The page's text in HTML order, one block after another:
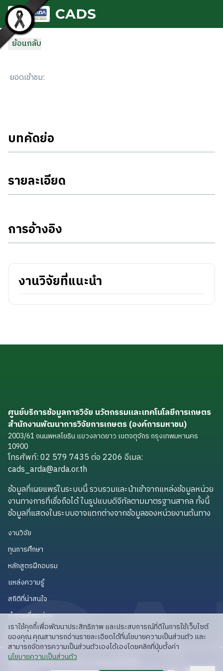
ข้ามไปยังเนื้อหาหลัก
ย้อนกลับ
ยอดเข้าชม:
บทคัดย่อ
รายละเอียด
การอ้างอิง
งานวิจัยที่แนะนำ
ศูนย์บริการข้อมูลการวิจัย นวัตกรรมและเทคโนโลยีการเกษตร
สำนักงานพัฒนาการวิจัยการเกษตร (องค์การมหาชน)
2003/61 ถนนพหลโยธิน แขวงลาดยาว เขตจตุจักร กรุงเทพมหานคร
10900
โทรศัพท์: 02 579 7435 ต่อ 2206 อีเมล:
cads_arda@arda.or.th
ข้อมูลที่เผยแพร่ในระบบนี้ รวบรวมและนำเข้าจากแหล่งข้อมูลหน่วย
งานทางการที่เชื่อถือได้ ในรูปแบบดิจิทัลตามมาตรฐานสากล ทั้งนี้
ข้อมูลที่แสดงในระบบอาจแตกต่างจากข้อมูลของหน่วยงานต้นทาง
งานวิจัย
ทุนการศึกษา
หลักสูตรฝึกอบรม
แหล่งความรู้แหล่งความรู้
สถิติที่น่าสนใจ
คำถามที่พบบ่อยคำถามที่พบบ่อย
API สำหรับนักพัฒนาAPI สำหรับนักพัฒนา
ลิขสิทธิ์ © 2025 สวก: สำนักงานพัฒนาการวิจัย
เราใช้คุกกี้เพื่อพัฒนาประสิทธิภาพ และประสบการณ์ที่ดีในการใช้เว็บไซต์
ของคุณ คุณสามารถอ่านรายละเอียดได้ที่นโยบายความเป็นส่วนตัว และ
สามารถจัดการความเป็นส่วนตัวเองได้เองโดยคลิกที่ปุ่มตั้งค่า
read privacy policy
นโยบายความเป็นส่วนตัว